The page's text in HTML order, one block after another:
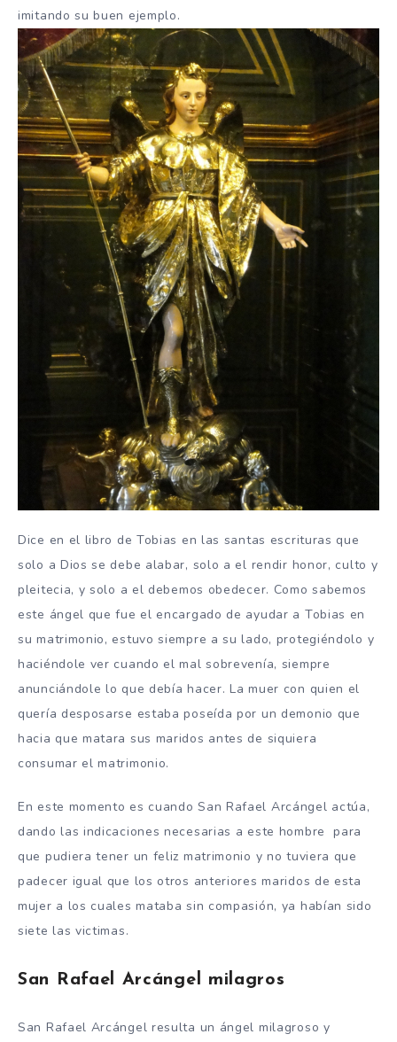
imitando su buen ejemplo.
Dice en el libro de Tobias en las santas escrituras que
solo a Dios se debe alabar, solo a el rendir honor, culto y
pleitecia, y solo a el debemos obedecer. Como sabemos
este ángel que fue el encargado de ayudar a Tobias en
su matrimonio, estuvo siempre a su lado, protegiéndolo y
haciéndole ver cuando el mal sobrevenía, siempre
anunciándole lo que debía hacer. La muer con quien el
quería desposarse estaba poseída por un demonio que
hacia que matara sus maridos antes de siquiera
consumar el matrimonio.
En este momento es cuando San Rafael Arcángel actúa,
dando las indicaciones necesarias a este hombre para
que pudiera tener un feliz matrimonio y no tuviera que
padecer igual que los otros anteriores maridos de esta
mujer a los cuales mataba sin compasión, ya habían sido
siete las victimas.
San Rafael Arcángel milagros
San Rafael Arcángel resulta un ángel milagroso y